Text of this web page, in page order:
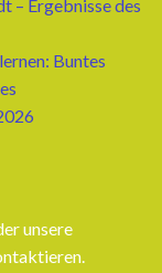
– Ergebnisse des
Buntes
unsere